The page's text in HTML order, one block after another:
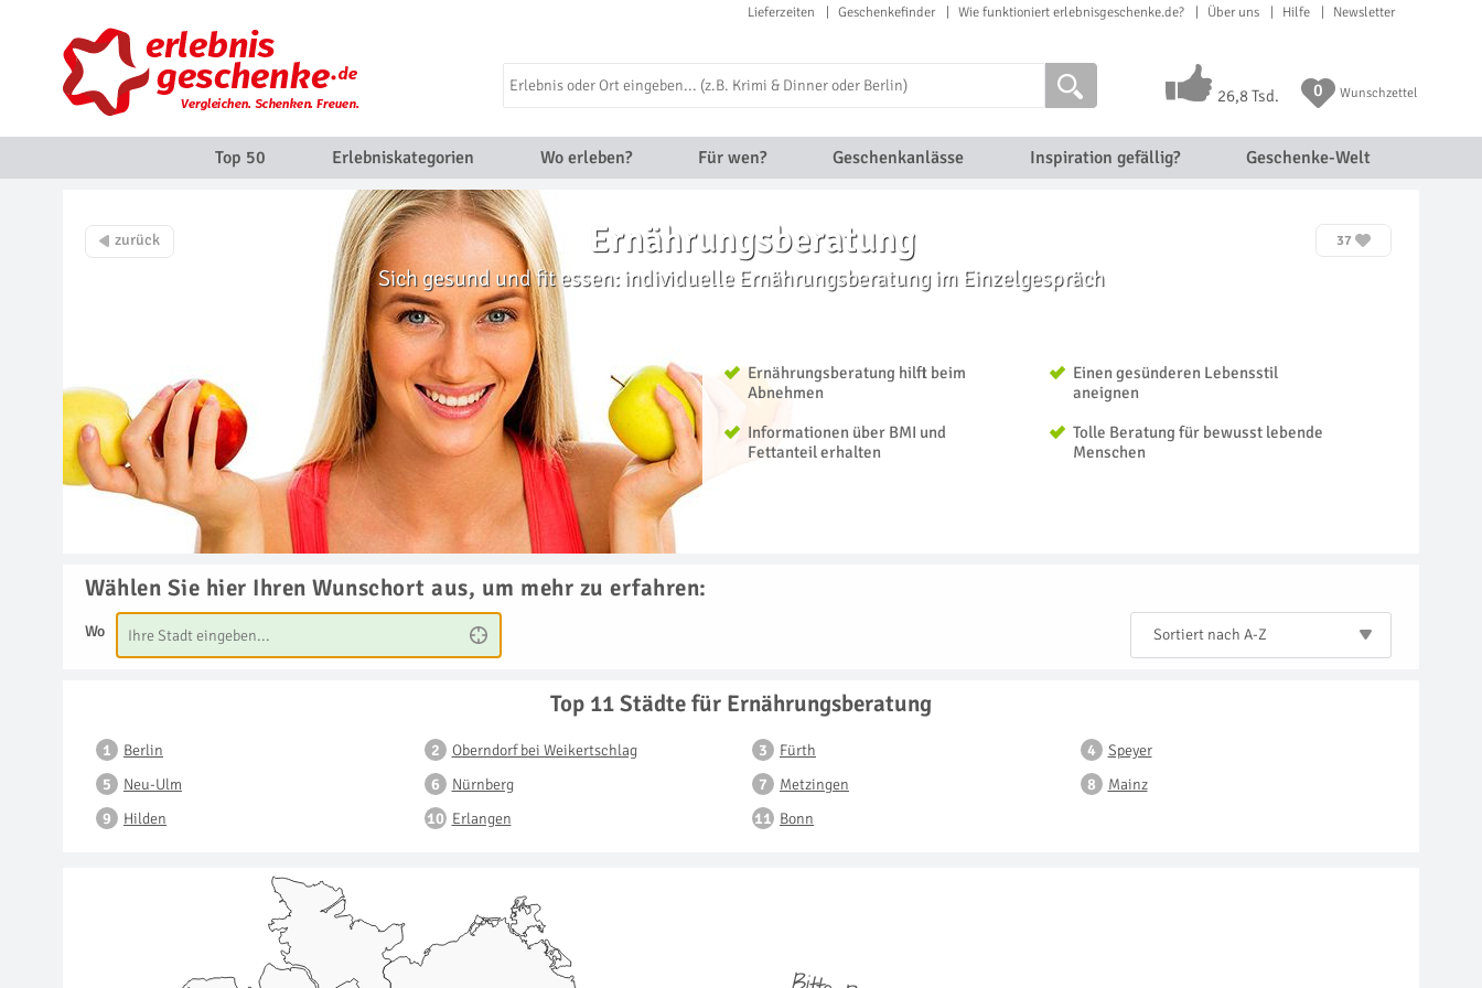
Lieferzeiten Geschenkefinder Wie funktioniert erlebnisgeschenke.de? Über uns Hilfe Newsletter
26,8 Tsd. 0 Wunschzettel
Top 50 Erlebniskategorien Wo erleben? Für wen? Geschenkanlässe Inspiration gefällig? Geschenke-Welt
Ernährungsberatung 37
Sich gesund und fit essen: individuelle Ernährungsberatung im Einzelgespräch
Ernährungsberatung hilft beim
Abnehmen
Einen gesünderen Lebensstil
aneignen
Informationen über BMI und
Fettanteil erhalten
Tolle Beratung für bewusst lebende
Menschen
Wählen Sie hier Ihren Wunschort aus, um mehr zu erfahren:
Wo Sortiert nach A-Z
Top 11 Städte für Ernährungsberatung
Berlin Oberndorf bei Weikertschlag Fürth
Speyer
Neu-Ulm
Nürnberg Metzingen
Mainz
Hilden
Erlangen Bonn